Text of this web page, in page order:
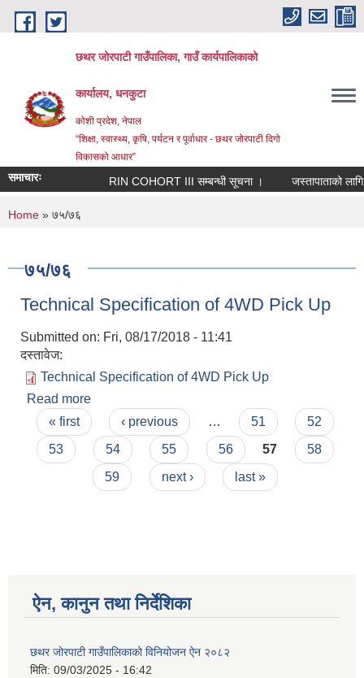
Skip to main content
छथर जोरपाटी गाउँपालिका, गाउँ कार्यपालिकाको
कार्यालय, धनकुटा
कोशी प्रदेश, नेपाल
“शिक्षा, स्वास्थ्य, कृषि, पर्यटन र पूर्वाधार - छथर जोरपाटी दिगो
विकासको आधार”
समाचारः RIN COHORT III सम्बन्धी सूचना । जस्तापाताको लागि
You are here
Home » ७५/७६
७५/७६
Technical Specification of 4WD Pick Up
Submitted on: Fri, 08/17/2018 - 11:41
दस्तावेज:
Technical Specification of 4WD Pick Up
Read more
Pages
« first ‹ previous … 51
52
53
54 55 56 57
58
59
next › last »
ऐन, कानुन तथा निर्देशिका
छथर जोरपाटी गाउँपालिकाको विनियोजन ऐन २०८२
मिति: 09/03/2025 - 16:42